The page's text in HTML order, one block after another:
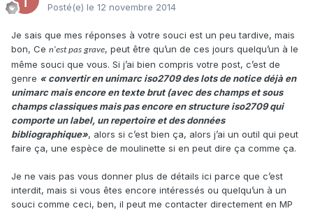
Posté(e) le 12 novembre 2014
Je sais que mes réponses à votre souci est un peu tardive, mais
bon, Ce n'est pas grave, peut être qu’un de ces jours quelqu’un à le
même souci que vous. Si j’ai bien compris votre post, c’est de
genre « convertir en unimarc iso2709 des lots de notice déjà en
unimarc mais encore en texte brut (avec des champs et sous
champs classiques mais pas encore en structure iso2709 qui
comporte un label, un repertoire et des données
bibliographique», alors si c’est bien ça, alors j’ai un outil qui peut
faire ça, une espèce de moulinette si en peut dire ça comme ça.
Je ne vais pas vous donner plus de détails ici parce que c’est
interdit, mais si vous êtes encore intéressés ou quelqu’un à un
souci comme ceci, ben, il peut me contacter directement en MP